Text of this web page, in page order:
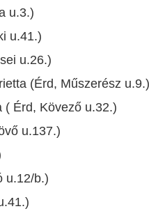
u.3.)
u.41.)
u.26.)
(Érd, Műszerész u.9.)
( Érd, Kövező u.32.)
u.137.)
u.12/b.)